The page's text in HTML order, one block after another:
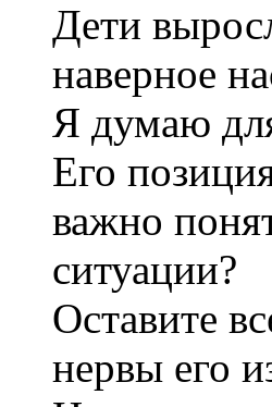
Дети
наверное
Я думаю
Его
важно
ситуации?
Оставите
нервы его